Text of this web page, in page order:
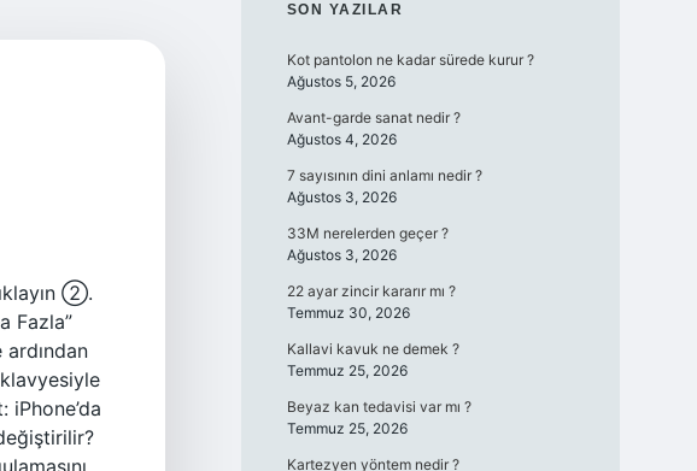
②.
Fazla”
SIDEBAR
SON YAZILAR
Kot pantolon ne kadar sürede kurur ?
Ağustos 5, 2026
Avant-garde sanat nedir ?
Ağustos 4, 2026
7 sayısının dini anlamı nedir ?
Ağustos 3, 2026
33M nerelerden geçer ?
Ağustos 3, 2026
22 ayar zincir kararır mı ?
Temmuz 30, 2026
Kallavi kavuk ne demek ?
Temmuz 25, 2026
Beyaz kan tedavisi var mı ?
Temmuz 25, 2026
Kartezyen yöntem nedir ?